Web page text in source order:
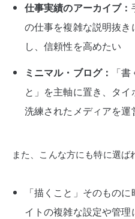
仕事実績のアーカイブ：
の仕事を複雑な説明抜
し、信頼性を高めたい
ミニマル・ブログ：
「
と」を主軸に置き、タ
洗練されたメディアを運
また、こんな方にも特に選ば
「描くこと」そのもの
イトの複雑な設定や管